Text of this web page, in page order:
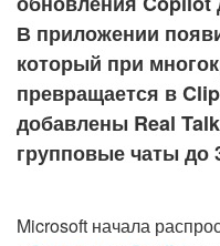
В приложении
который при
превращается в
добавлены Real
групповые чаты до
Microsoft начала